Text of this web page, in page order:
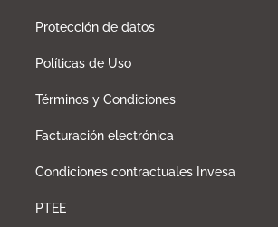
Protección de datos
Políticas de Uso
Términos y Condiciones
Facturación electrónica
Condiciones contractuales Invesa
PTEE